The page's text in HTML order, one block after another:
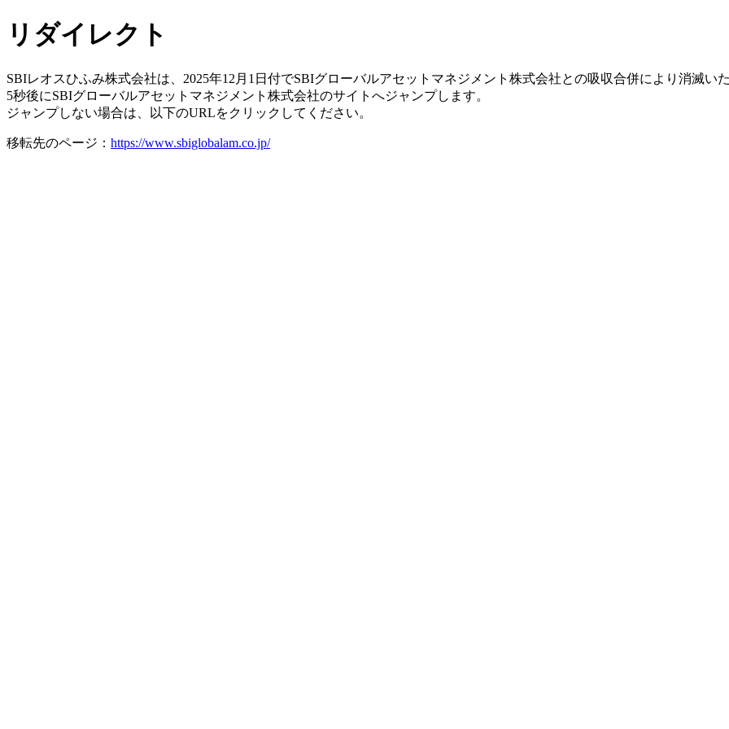
リダイレクト
SBIレオスひふみ株式会社は、2025年12月1日付でSBIグローバルアセットマネジメント株式会社との吸収合併により消滅いた
5秒後にSBIグローバルアセットマネジメント株式会社のサイトへジャンプします。
ジャンプしない場合は、以下のURLをクリックしてください。
移転先のページ： https://www.sbiglobalam.co.jp/